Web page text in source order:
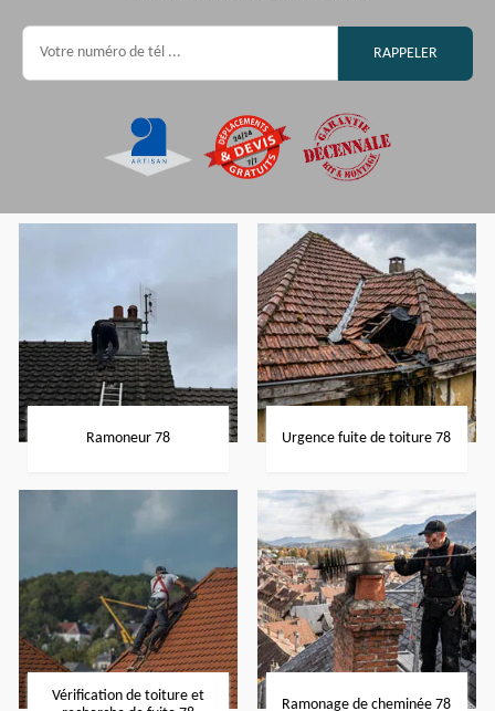
Ramoneur 78 Urgence fuite de toiture 78
Vérification de toiture et
Ramonage de cheminée 78